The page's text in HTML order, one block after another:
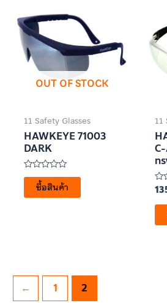
OUT OF STOCK
11 Safety Glasses
HAWKEYE 71003
DARK
ให้
คะแนน
ตั้งแต่
ซื้อสินค้า
11
ท
ให้
ค
0
ตั้
5
← 1 2